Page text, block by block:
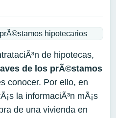
de hipotecas,
de los prÃ©stamos
conocer. Por ello, en
la informaciÃ³n mÃ¡s
de una vivienda en